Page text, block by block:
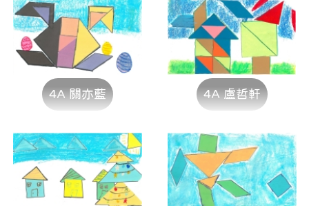
4A 關亦藍 4A 盧哲軒